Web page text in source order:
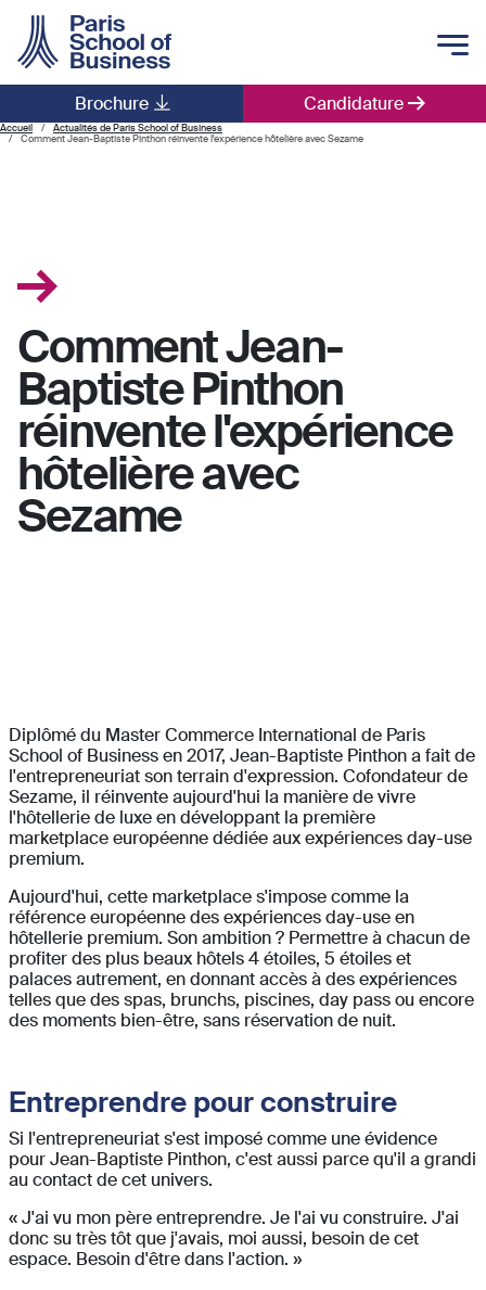
Candidature
Brochure
Main navigation
Accueil
Actualités de Paris School of Business
Comment Jean-Baptiste Pinthon réinvente l'expérience hôtelière avec Sezame
Comment Jean-
Baptiste Pinthon
réinvente l'expérience
hôtelière avec
Sezame
Diplômé du Master Commerce International de Paris
School of Business en 2017, Jean-Baptiste Pinthon a fait de
l'entrepreneuriat son terrain d'expression. Cofondateur de
Sezame, il réinvente aujourd'hui la manière de vivre
l'hôtellerie de luxe en développant la première
marketplace européenne dédiée aux expériences day-use
premium.
Aujourd'hui, cette marketplace s'impose comme la
référence européenne des expériences day-use en
hôtellerie premium. Son ambition ? Permettre à chacun de
profiter des plus beaux hôtels 4 étoiles, 5 étoiles et
palaces autrement, en donnant accès à des expériences
telles que des spas, brunchs, piscines, day pass ou encore
des moments bien-être, sans réservation de nuit.
Entreprendre pour construire
Si l'entrepreneuriat s'est imposé comme une évidence
pour Jean-Baptiste Pinthon, c'est aussi parce qu'il a grandi
au contact de cet univers.
« J'ai vu mon père entreprendre. Je l'ai vu construire. J'ai
donc su très tôt que j'avais, moi aussi, besoin de cet
espace. Besoin d'être dans l'action. »